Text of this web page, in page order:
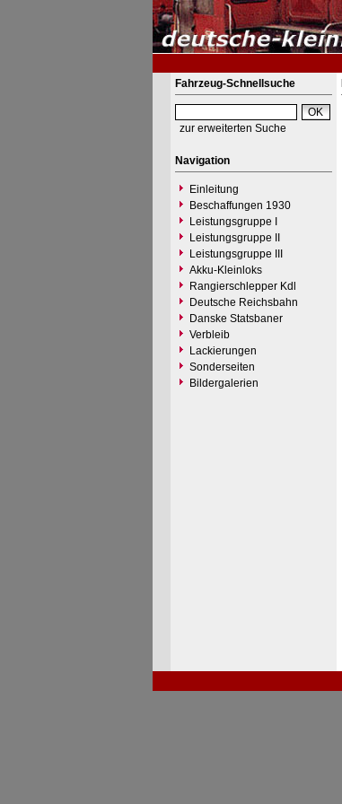
Fahrzeug-Schnellsuche
zur erweiterten Suche
Navigation
Einleitung
Beschaffungen 1930
Leistungsgruppe I
Leistungsgruppe II
Leistungsgruppe III
Akku-Kleinloks
Rangierschlepper Kdl
Deutsche Reichsbahn
Danske Statsbaner
Verbleib
Lackierungen
Sonderseiten
Bildergalerien